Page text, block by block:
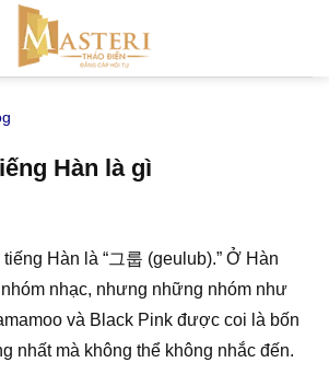
Hàn là gì
tiếng Hàn là “그룹 (geulub).” Ở Hàn
nhạc, nhưng những nhóm như
và Black Pink được coi là bốn
nhất mà không thể không nhắc đến.